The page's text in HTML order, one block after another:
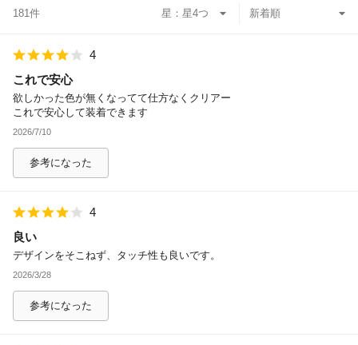
181件 星：
4
これで安心
欲しかった色が無くなってて仕方なくクリアー
これで安心して装着できます
2026/7/10
参考になった
4
良い
デザインをそこねず、タッチ性も良いです。
2026/3/28
参考になった